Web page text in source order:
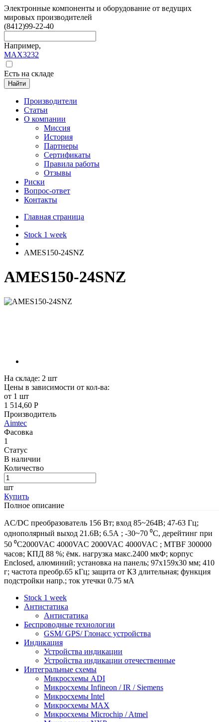
Электронные компоненты и оборудование от ведущих
мировых производителей
(8412)99-22-40
Например,
MAX3232
Есть на складе
Найти
Производители
Статьи
О компании
Миссия
История
Партнеры
Сертификаты
Правила работы
Отзывы
Риски
Вопрос-ответ
Контакты
Главная страница
Stock 1 week
AMES150-24SNZ
AMES150-24SNZ
На складе: 2 шт
Цены в зависимости от кол-ва:
от 1 шт
1 514,60 Р
Производитель
Aimtec
Фасовка
1
Статус
В наличии
Количество
шт
Купить
Полное описание
AC/DC преобразователь 156 Вт; вход 85~264В; 47-63 Гц;
однополярный выход 21.6В; 6.5А ; -30~70 ⁰C, дерейтинг при
50 ⁰C2000VAC 4000VAC 2000VAC 4000VAC ; MTBF 300000
часов; КПД 88 %; ёмк. нагрузка макс.2400 мкФ; корпус
Enclosed, алюминий; установка на панель; 97x159x30 мм; 410
г; частота преобр.65 кГц; защита от КЗ длительная; функция
подстройки напр.; ток утечки 0.75 мА
Stock 1 week
Антистатика
Антистатика
Беспроводные технологии
GSM/ GPS/ Глонасс устройства
Индикация
Устройства индикации
Устройства индикации отечественные
Интегральные схемы
Микросхемы ADI
Микросхемы Infineon / IR / Siemens
Микросхемы Intel
Микросхемы MAX
Микросхемы Microchip / Atmel